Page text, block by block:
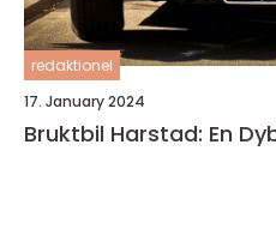
redaktionel
17. January 2024
Bruktbil Harstad: En